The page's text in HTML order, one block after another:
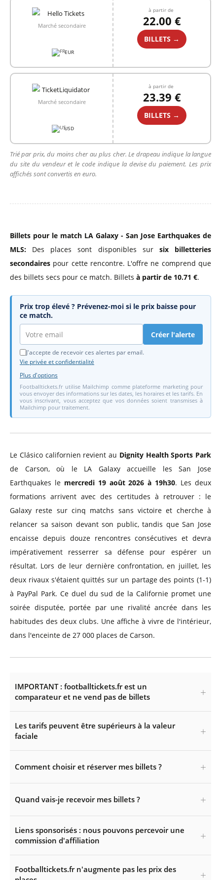
Marché secondaire
EUR
à partir de
22.00 €
BILLETS →
Marché secondaire
USD
à partir de
23.39 €
BILLETS →
Trié par prix, du moins cher au plus cher. Le drapeau indique la langue
du site du vendeur et le code indique la devise du paiement. Les prix
affichés sont convertis en euro.
Billets pour le match LA Galaxy - San Jose Earthquakes de
MLS: Des places sont disponibles sur six billetteries
secondaires pour cette rencontre. L'offre ne comprend que
des billets secs pour ce match. Billets à partir de 10.71 €.
Prix trop élevé ? Prévenez-moi si le prix baisse pour
ce match.
Créer l'alerte
J'accepte de recevoir ces alertes par email.
Vie privée et confidentialité
Plus d'options
Footballtickets.fr utilise Mailchimp comme plateforme marketing pour
vous envoyer des informations sur les dates, les horaires et les tarifs. En
vous inscrivant, vous acceptez que vos données soient transmises à
Mailchimp pour traitement.
Le Clásico californien revient au Dignity Health Sports Park
de Carson, où le LA Galaxy accueille les San Jose
Earthquakes le mercredi 19 août 2026 à 19h30. Les deux
formations arrivent avec des certitudes à retrouver : le
Galaxy reste sur cinq matchs sans victoire et cherche à
relancer sa saison devant son public, tandis que San Jose
encaisse depuis douze rencontres consécutives et devra
impérativement resserrer sa défense pour espérer un
résultat. Lors de leur dernière confrontation, en juillet, les
deux rivaux s'étaient quittés sur un partage des points (1-1)
à PayPal Park. Ce duel du sud de la Californie promet une
soirée disputée, portée par une rivalité ancrée dans les
habitudes des deux clubs. Une affiche à vivre de l'intérieur,
dans l'enceinte de 27 000 places de Carson.
IMPORTANT : footballtickets.fr est un
comparateur et ne vend pas de billets
Les tarifs peuvent être supérieurs à la valeur
faciale
Comment choisir et réserver mes billets ?
Quand vais-je recevoir mes billets ?
Liens sponsorisés : nous pouvons percevoir une
commission d'affiliation
Footballtickets.fr n'augmente pas les prix des